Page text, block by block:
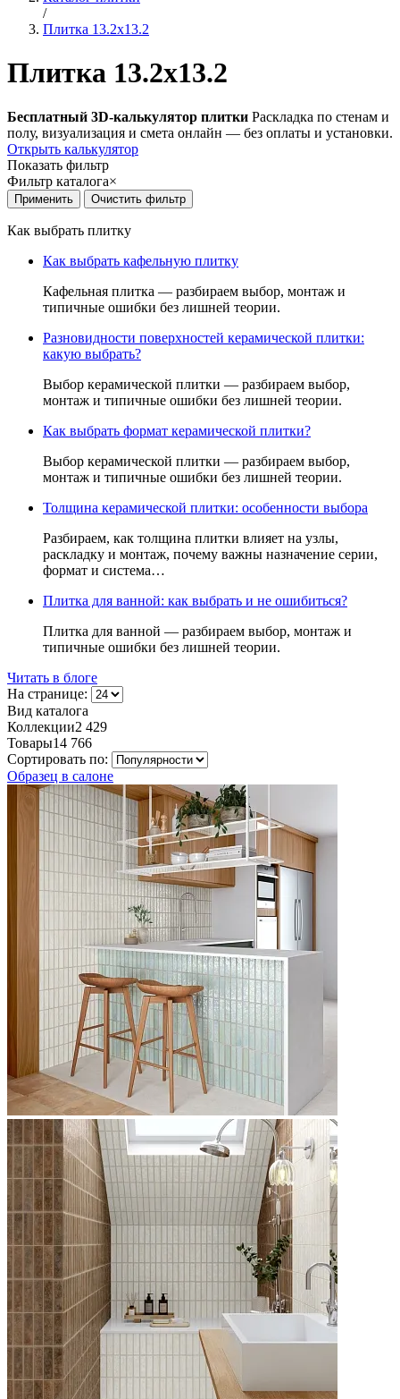
/
Плитка 13.2x13.2
Плитка 13.2x13.2
Бесплатный 3D-калькулятор плитки Раскладка по стенам и
полу, визуализация и смета онлайн — без оплаты и установки.
Открыть калькулятор
Показать фильтр
Фильтр каталога×
Как выбрать плитку
Как выбрать кафельную плитку
Кафельная плитка — разбираем выбор, монтаж и
типичные ошибки без лишней теории.
Разновидности поверхностей керамической плитки:
какую выбрать?
Выбор керамической плитки — разбираем выбор,
монтаж и типичные ошибки без лишней теории.
Как выбрать формат керамической плитки?
Выбор керамической плитки — разбираем выбор,
монтаж и типичные ошибки без лишней теории.
Толщина керамической плитки: особенности выбора
Разбираем, как толщина плитки влияет на узлы,
раскладку и монтаж, почему важны назначение серии,
формат и система…
Плитка для ванной: как выбрать и не ошибиться?
Плитка для ванной — разбираем выбор, монтаж и
типичные ошибки без лишней теории.
Читать в блоге
На странице:
Вид каталога
Коллекции2 429
Товары14 766
Сортировать по:
Образец в салоне